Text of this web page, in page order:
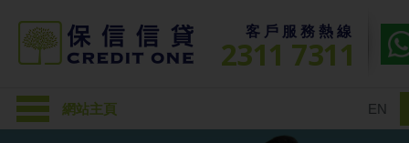
客戶服務熱線
2311 7311
網站主頁 EN